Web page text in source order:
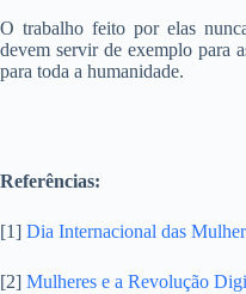
O trabalho feito por elas
devem servir de exemplo para
para toda a humanidade.
Referências:
[1] Dia Internacional das
[2] Mulheres e a Revolução